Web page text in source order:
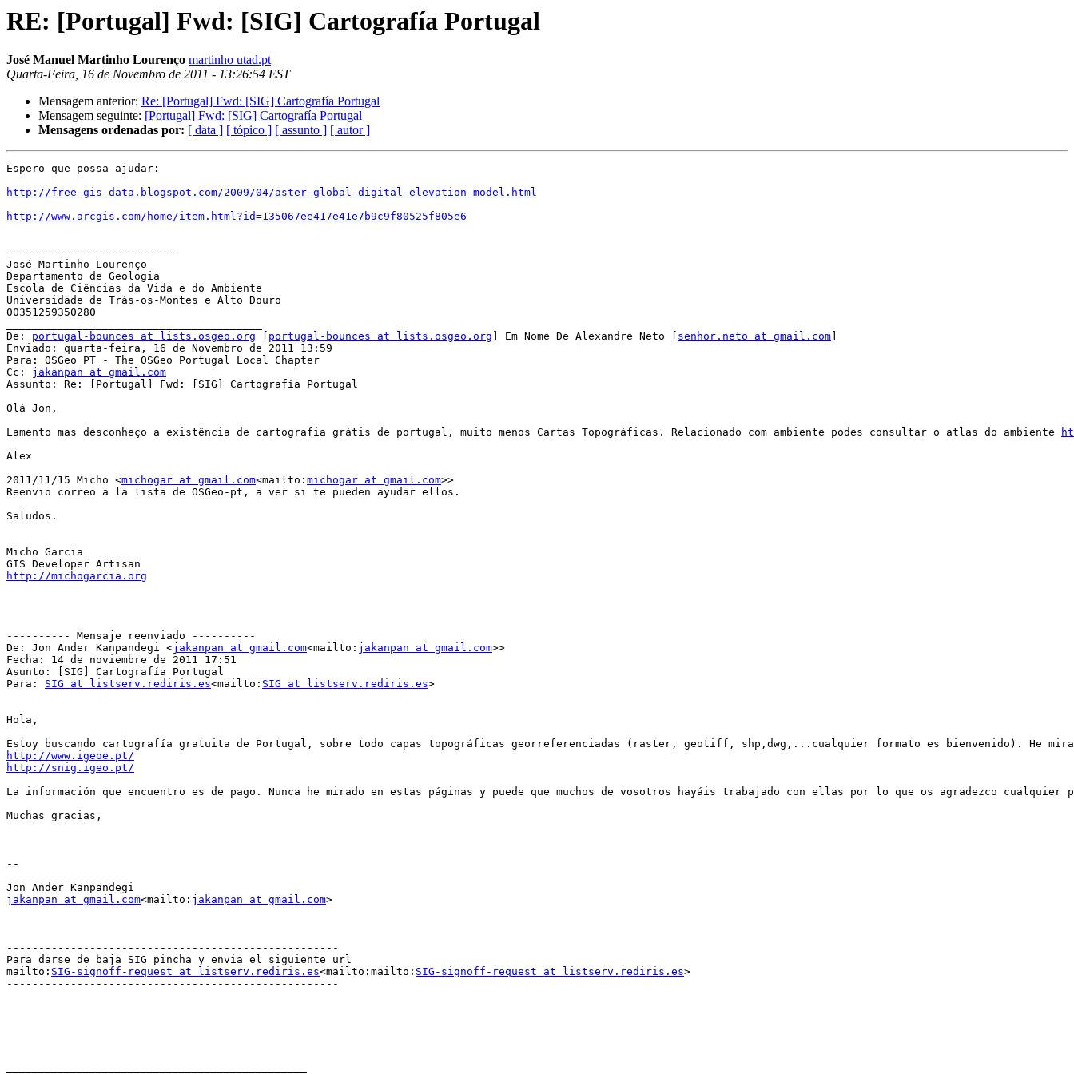
RE: [Portugal] Fwd: [SIG] Cartografía Portugal
José Manuel Martinho Lourenço martinho utad.pt
Quarta-Feira, 16 de Novembro de 2011 - 13:26:54 EST
Mensagem anterior: Re: [Portugal] Fwd: [SIG] Cartografía Portugal
Mensagem seguinte: [Portugal] Fwd: [SIG] Cartografía Portugal
Mensagens ordenadas por: [ data ] [ tópico ] [ assunto ] [ autor ]
Espero que possa ajudar:
http://free-gis-data.blogspot.com/2009/04/aster-global-digital-elevation-model.html
http://www.arcgis.com/home/item.html?id=135067ee417e41e7b9c9f80525f805e6
---------------------------
José Martinho Lourenço
Departamento de Geologia
Escola de Ciências da Vida e do Ambiente
Universidade de Trás-os-Montes e Alto Douro
00351259350280
De: portugal-bounces at lists.osgeo.org portugal-bounces at lists.osgeo.org ] Em Nome De Alexandre Neto [ senhor.neto at gmail.com
Enviado: quarta-feira, 16 de Novembro de 2011 13:59
Para: OSGeo PT - The OSGeo Portugal Local Chapter
Cc: jakanpan at gmail.com
Assunto: Re: [Portugal] Fwd: [SIG] Cartografía Portugal
Olá Jon,
Lamento mas desconheço a existência de cartografia grátis de portugal, muito menos Cartas Topográficas. Relacionado com ambiente podes consultar o atlas do ambiente
Alex
2011/11/15 Micho <michogar at gmail.com<mailto: michogar at gmail.com>>
Reenvio correo a la lista de OSGeo-pt, a ver si te pueden ayudar ellos.
Saludos.
Micho Garcia
http://michogarcia.org
---------- Mensaje reenviado ----------
De: Jon Ander Kanpandegi <jakanpan at gmail.com<mailto: jakanpan at gmail.com>>
Fecha: 14 de noviembre de 2011 17:51
Asunto: [SIG] Cartografía Portugal
Para: SIG at listserv.rediris.es<mailto: SIG at listserv.rediris.es>
Hola,
http://www.igeoe.pt/
http://snig.igeo.pt/
La información que encuentro es de pago. Nunca he mirado en estas páginas y puede que muchos de vosotros hayáis trabajado con ellas por lo que os agradezco cualquier
Muchas gracias,
--
jakanpan at gmail.com<mailto: jakanpan at gmail.com>
----------------------------------------------------
Para darse de baja SIG pincha y envia el siguiente url
mailto: SIG-signoff-request at listserv.rediris.es<mailto:mailto: SIG-signoff-request at listserv.rediris.es>
----------------------------------------------------